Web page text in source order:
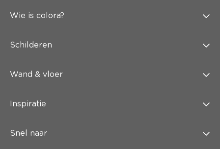
Wie is colora?
Schilderen
Wand & vloer
Inspiratie
Snel naar